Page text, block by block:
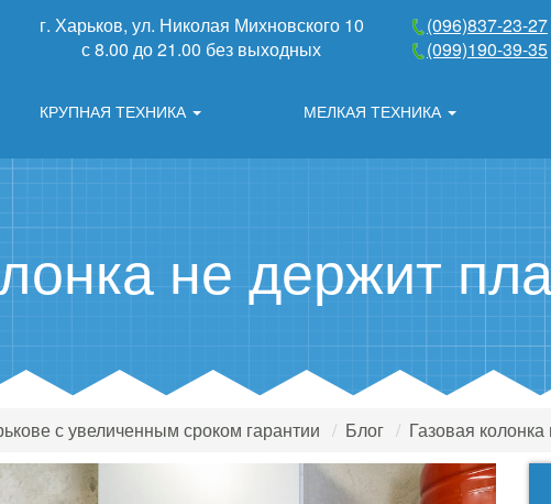
г. Харьков, ул. Николая Михновского 10
с 8.00 до 21.00 без выходных
(096)837-23-27
(099)190-39-35
КРУПНАЯ ТЕХНИКА МЕЛКАЯ ТЕХНИКА
не держит
с увеличенным сроком гарантии Блог Газовая